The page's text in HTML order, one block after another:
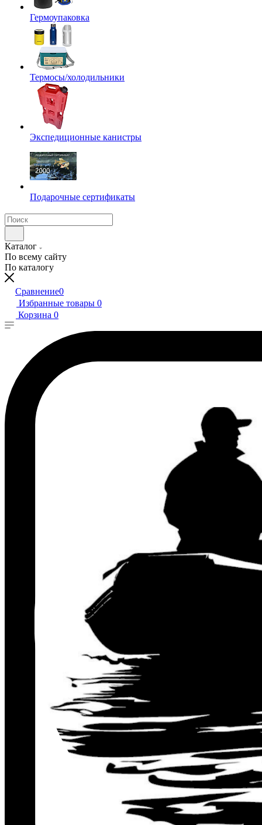
Гермоупаковка
Термосы/холодильники
Экспедиционные канистры
Подарочные сертификаты
Каталог
По всему сайту
По каталогу
Сравнение0
Избранные товары 0
Корзина 0